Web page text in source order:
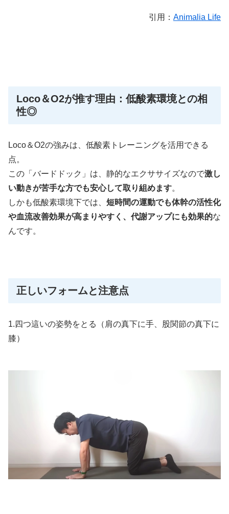
引用： Animalia Life
Loco＆O2が推す理由：低酸素環境との相
性◎
Loco＆O2の強みは、低酸素トレーニングを活用できる
点。
この「バードドック」は、静的なエクササイズなので激し
い動きが苦手な方でも安心して取り組めます。
しかも低酸素環境下では、 短時間の運動でも体幹の活性化
や血流改善効果が高まりやすく、代謝アップにも効果的な
んです。
正しいフォームと注意点
1.四つ這いの姿勢をとる（肩の真下に手、股関節の真下に
膝）